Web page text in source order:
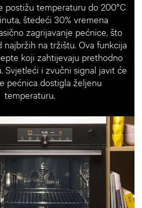
postižu temperaturu do 200°C
štedeći 30% vremena
zagrijavanje pećnice, što
najbržih na tržištu. Ova funkcija
koji zahtijevaju prethodno
Svjetleći i zvučni signal javit će
pećnica dostigla željenu
temperaturu.